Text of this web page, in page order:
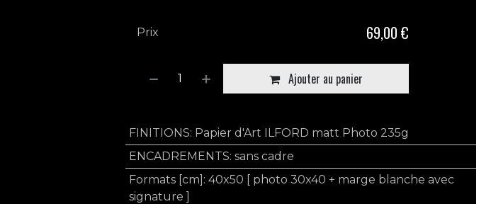
Ajouter au panier
Prix 69,00 €
FINITIONS: Papier d'Art ILFORD matt Photo 235g
ENCADREMENTS: sans cadre
Formats [cm] : 40x50 [ photo 30x40 + marge blanche avec
signature ]